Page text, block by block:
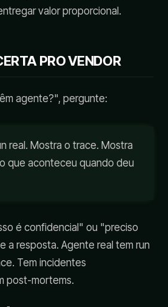
valor proporcional.
PRO VENDOR
agente?", pergunte:
real. Mostra o trace. Mostra
que aconteceu quando deu
é confidencial" ou "preciso
a resposta. Agente real tem run
Tem incidentes
post-mortems.